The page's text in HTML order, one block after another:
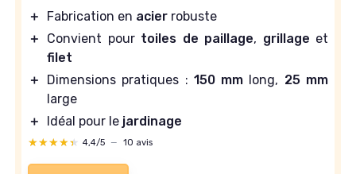
＋ Fabrication en acier robuste
＋
Convient pour toiles de paillage, grillage et
filet
＋
Dimensions pratiques : 150 mm long, 25 mm
large
＋
Idéal pour le jardinage
★★★★★
★★★★★ 4,4/5 — 10 avis